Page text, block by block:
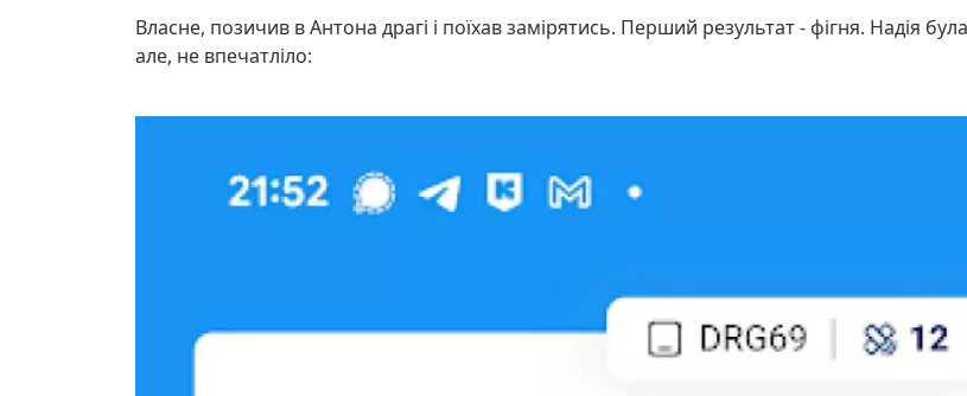
Власне, позичив в Антона драгі і поїхав замірятись. Перший результат - фігня. Надія
але, не впечатліло: